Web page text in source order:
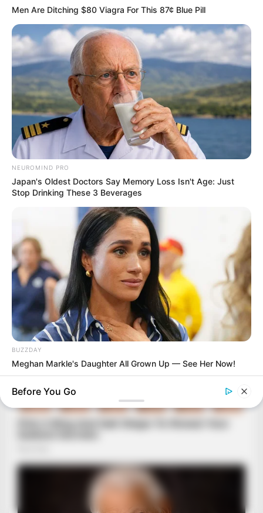
Men Are Ditching $80 Viagra For This 87¢ Blue Pill
NEUROMIND PRO
Japan's Oldest Doctors Say Memory Loss Isn't Age: Just
Stop Drinking These 3 Beverages
BUZZDAY
Meghan Markle's Daughter All Grown Up — See Her Now!
Before You Go